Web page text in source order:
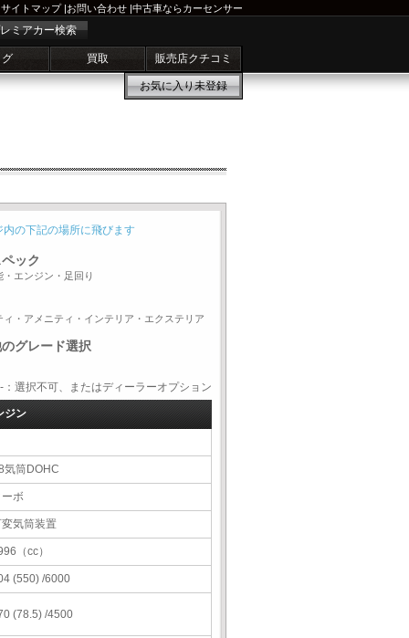
サイトマップ|お問い合わせ |中古車ならカーセンサー
ミアカー検索
買取 販売店クチコミ
お気に入り未登録
内の下記の場所に飛びます
ック
・エンジン・足回り
ィ・アメニティ・インテリア・エクステリア
グレード選択
択不可、またはディーラーオプション
ジン
気筒DOHC
ーボ
気筒装置
（cc）
(550) /6000
(78.5) /4500